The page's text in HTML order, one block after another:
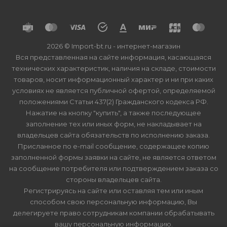
2026 © Import-bt.ru - интернет-магазин
Вся представленная на сайте информация, касающаяся
технических характеристик, наличия на складе, стоимости
товаров, носит информационный характер и ни при каких
условиях не является публичной офертой, определяемой
положениями Статьи 437(2) Гражданского кодекса РФ.
Нажатие на кнопку "купить", а также последующее
заполнение тех или иных форм, не накладывает на
владельцев сайта обязательств по исполнению заказа.
Присланное по e-mail сообщение, содержащее копию
заполненной формы заявки на сайте, не является ответом
на сообщение потребителя или подтверждением заказа со
стороны владельцев сайта.
Регистрируясь на сайте или оставляя тем или иным
способом свою персональную информацию, Вы
делегируете право сотрудникам компании обрабатывать
вашу персональную информацию.